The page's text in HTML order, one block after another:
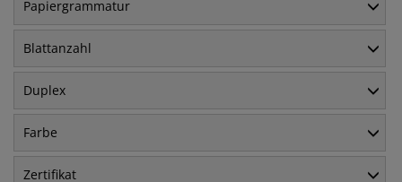
Papiergrammatur
Blattanzahl
Duplex
Farbe
Zertifikat